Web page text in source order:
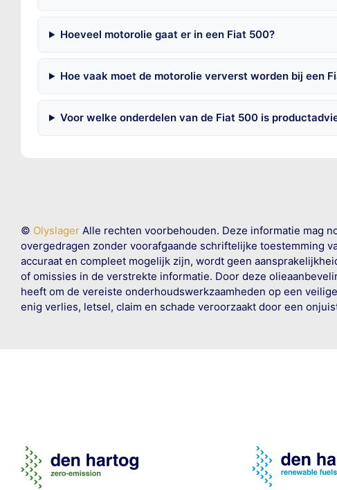
Hoeveel motorolie gaat er in een Fiat 500?
Hoe vaak moet de motorolie ververst worden bij een
Voor welke onderdelen van de Fiat 500 is
© OlyslagerAlle rechten voorbehouden. Deze informatie mag
overgedragen zonder voorafgaande schriftelijke toestemming
accuraat en compleet mogelijk zijn, wordt geen
of omissies in de verstrekte informatie. Door deze
heeft om de vereiste onderhoudswerkzaamheden op een
enig verlies, letsel, claim en schade veroorzaakt door een